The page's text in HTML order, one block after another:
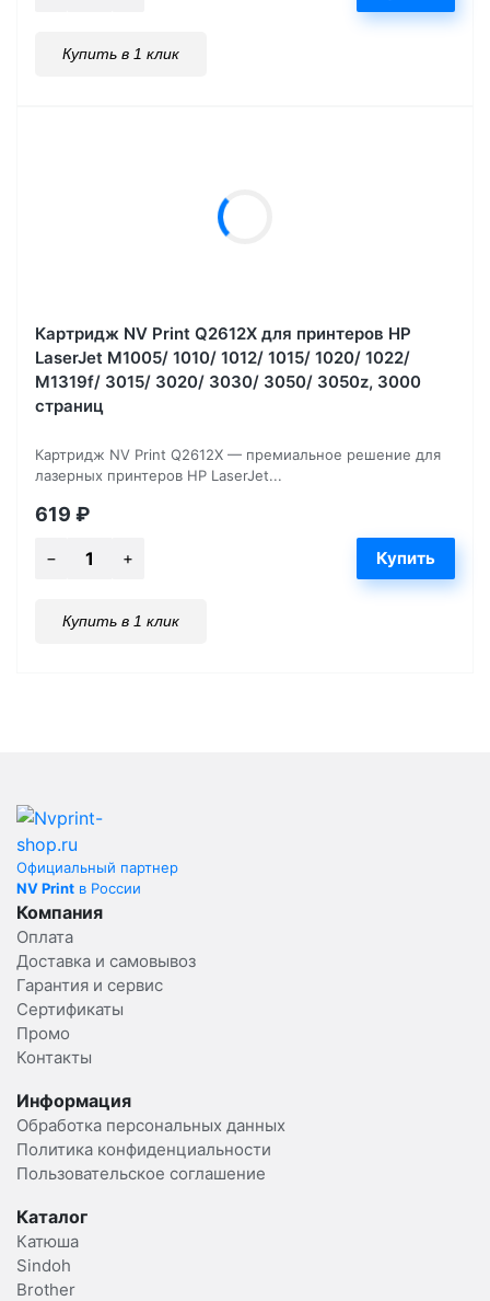
Купить в 1 клик
Картридж NV Print Q2612X для принтеров HP
LaserJet M1005/ 1010/ 1012/ 1015/ 1020/ 1022/
M1319f/ 3015/ 3020/ 3030/ 3050/ 3050z, 3000
страниц
Картридж NV Print Q2612X — премиальное решение для
лазерных принтеров HP LaserJet...
619 ₽
Купить в 1 клик
Официальный партнер
NV Print в России
Компания
Оплата
Доставка и самовывоз
Гарантия и сервис
Сертификаты
Промо
Контакты
Информация
Обработка персональных данных
Политика конфиденциальности
Пользовательское соглашение
Каталог
Катюша
Sindoh
Brother